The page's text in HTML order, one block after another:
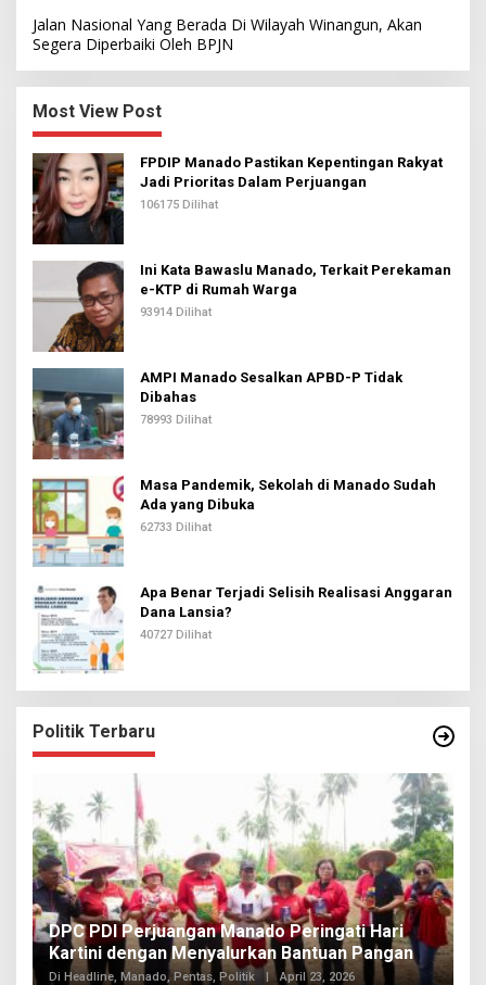
Jalan Nasional Yang Berada Di Wilayah Winangun, Akan
Segera Diperbaiki Oleh BPJN
Most View Post
FPDIP Manado Pastikan Kepentingan Rakyat
Jadi Prioritas Dalam Perjuangan
106175 Dilihat
Ini Kata Bawaslu Manado, Terkait Perekaman
e-KTP di Rumah Warga
93914 Dilihat
AMPI Manado Sesalkan APBD-P Tidak
Dibahas
78993 Dilihat
Masa Pandemik, Sekolah di Manado Sudah
Ada yang Dibuka
62733 Dilihat
Apa Benar Terjadi Selisih Realisasi Anggaran
Dana Lansia?
40727 Dilihat
Politik Terbaru
DPC PDI Perjuangan Manado Peringati Hari
Kartini dengan Menyalurkan Bantuan Pangan
Di Headline, Manado, Pentas, Politik | April 23, 2026